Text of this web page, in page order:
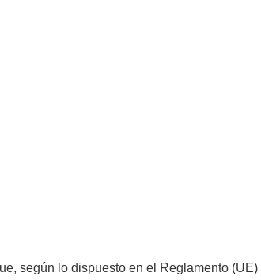
según lo dispuesto en el Reglamento